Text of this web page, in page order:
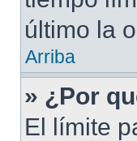
último la
Arriba
» ¿Por
El límite